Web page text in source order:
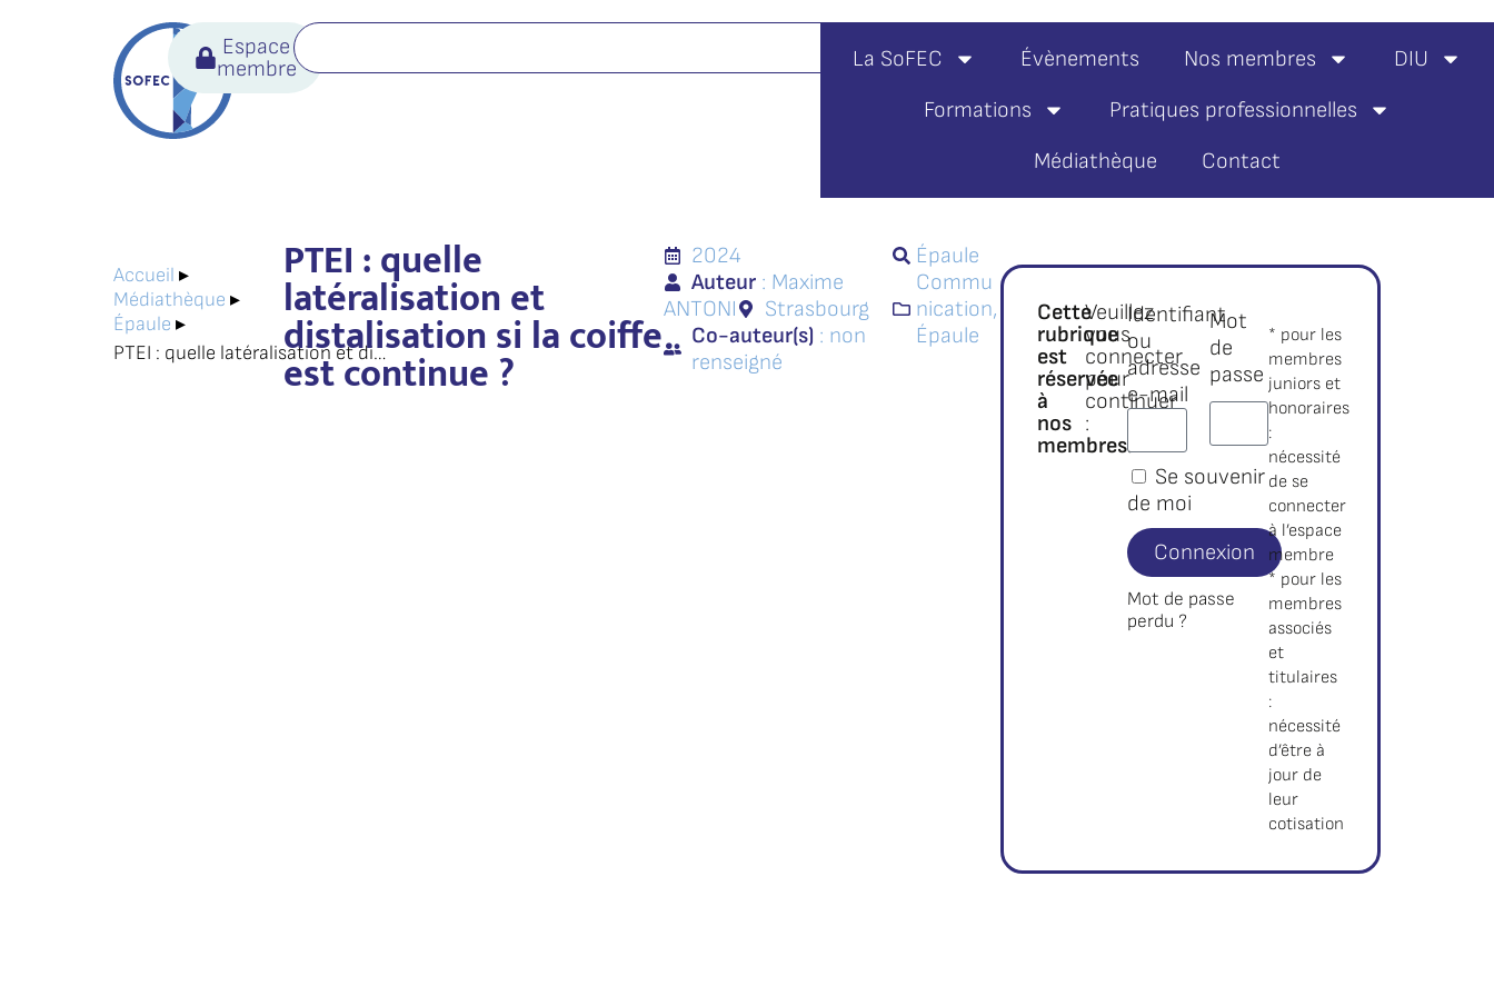
Espace
membre
La SoFEC Évènements Nos membres
DIU
Formations
Pratiques professionnelles
Médiathèque
Contact
Accueil ▸
Médiathèque ▸
Épaule ▸
PTEI : quelle latéralisation et distalisation si la coiffe est continue ?
PTEI : quelle
latéralisation et
distalisation si la coiffe
est continue ?
2024
Auteur: Maxime
ANTONI
Strasbourg
Co-auteur(s) : non
renseigné
Épaule
Commu
nication,
Épaule
Cette
rubrique
est
réservée
à
nos
membres.*
Veuillez
vous
connecter
pour
continuer
:
Identifiant
ou
adresse
e-mail
Mot
de
passe
Se souvenir
de moi
Connexion
Mot de passe
perdu ?
* pour les
membres
juniors et
honoraires
:
nécessité
de se
connecter
à l’espace
membre
* pour les
membres
associés
et
titulaires
:
nécessité
d’être à
jour de
leur
cotisation